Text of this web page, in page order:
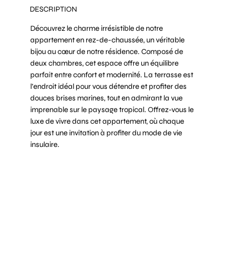
DESCRIPTION
Découvrez le charme irrésistible de notre
appartement en rez-de-chaussée, un véritable
bijou au cœur de notre résidence. Composé de
deux chambres, cet espace offre un équilibre
parfait entre confort et modernité. La terrasse est
l’endroit idéal pour vous détendre et profiter des
douces brises marines, tout en admirant la vue
imprenable sur le paysage tropical. Offrez-vous le
luxe de vivre dans cet appartement, où chaque
jour est une invitation à profiter du mode de vie
insulaire.